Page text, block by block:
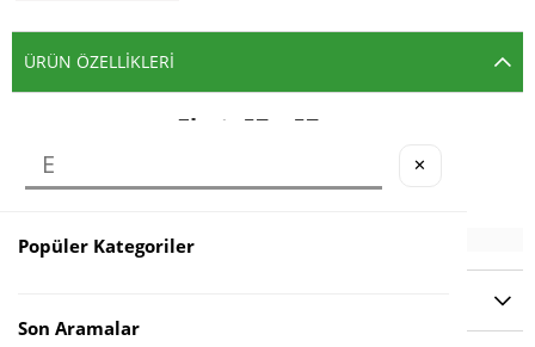
ÜRÜN ÖZELLIKLERI
Ebat : 57 x 57 cm
Materyal: Kesik Elyaf
✕
Popüler Kategoriler
Son Aramalar